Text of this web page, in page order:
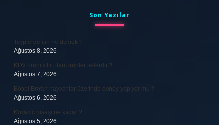
Son Yazılar
Teyplerde din ne demek ?
Ağustos 8, 2026
KDV oranı sıfır olan ürünler nelerdir ?
Ağustos 7, 2026
Bobbi Brown hayvanlar üzerinde deney yapıyor mu ?
Ağustos 6, 2026
Kovacic maaşı ne kadar ?
Ağustos 5, 2026